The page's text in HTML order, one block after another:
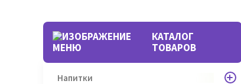
КАТАЛОГ
ТОВАРОВ
Напитки